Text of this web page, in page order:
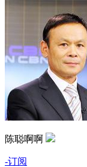
陈聪啊啊
-订阅